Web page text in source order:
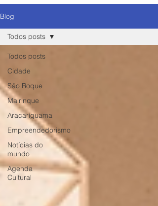
Blog
Todos posts
Cidade
São Roque
Mairinque
Aracariguama
Empreendedorismo
Notícias do
mundo
Agenda
Cultural
Todos posts